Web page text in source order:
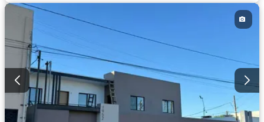
Completamente amueblado